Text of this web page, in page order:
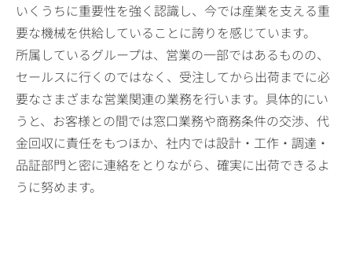
いくうちに重要性を強く認識し、今では産業を支える重
要な機械を供給していることに誇りを感じています。
所属しているグループは、営業の一部ではあるものの、
セールスに行くのではなく、受注してから出荷までに必
要なさまざまな営業関連の業務を行います。具体的にい
うと、お客様との間では窓口業務や商務条件の交渉、代
金回収に責任をもつほか、社内では設計・工作・調達・
品証部門と密に連絡をとりながら、確実に出荷できるよ
うに努めます。